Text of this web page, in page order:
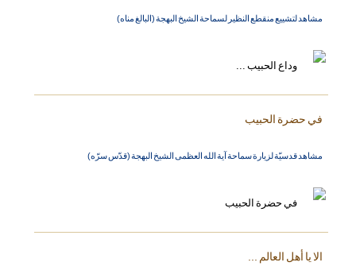
مشاهد لتشييع منقطع النظير لسماحة الشيخ البهجة (البالغ مناه)
في حضرة الحبيب
مشاهد قدسيّة لزيارة سماحة آية الله العظمى الشيخ البهجة (قدّس سرّه)
الا يا أهل العالم ...